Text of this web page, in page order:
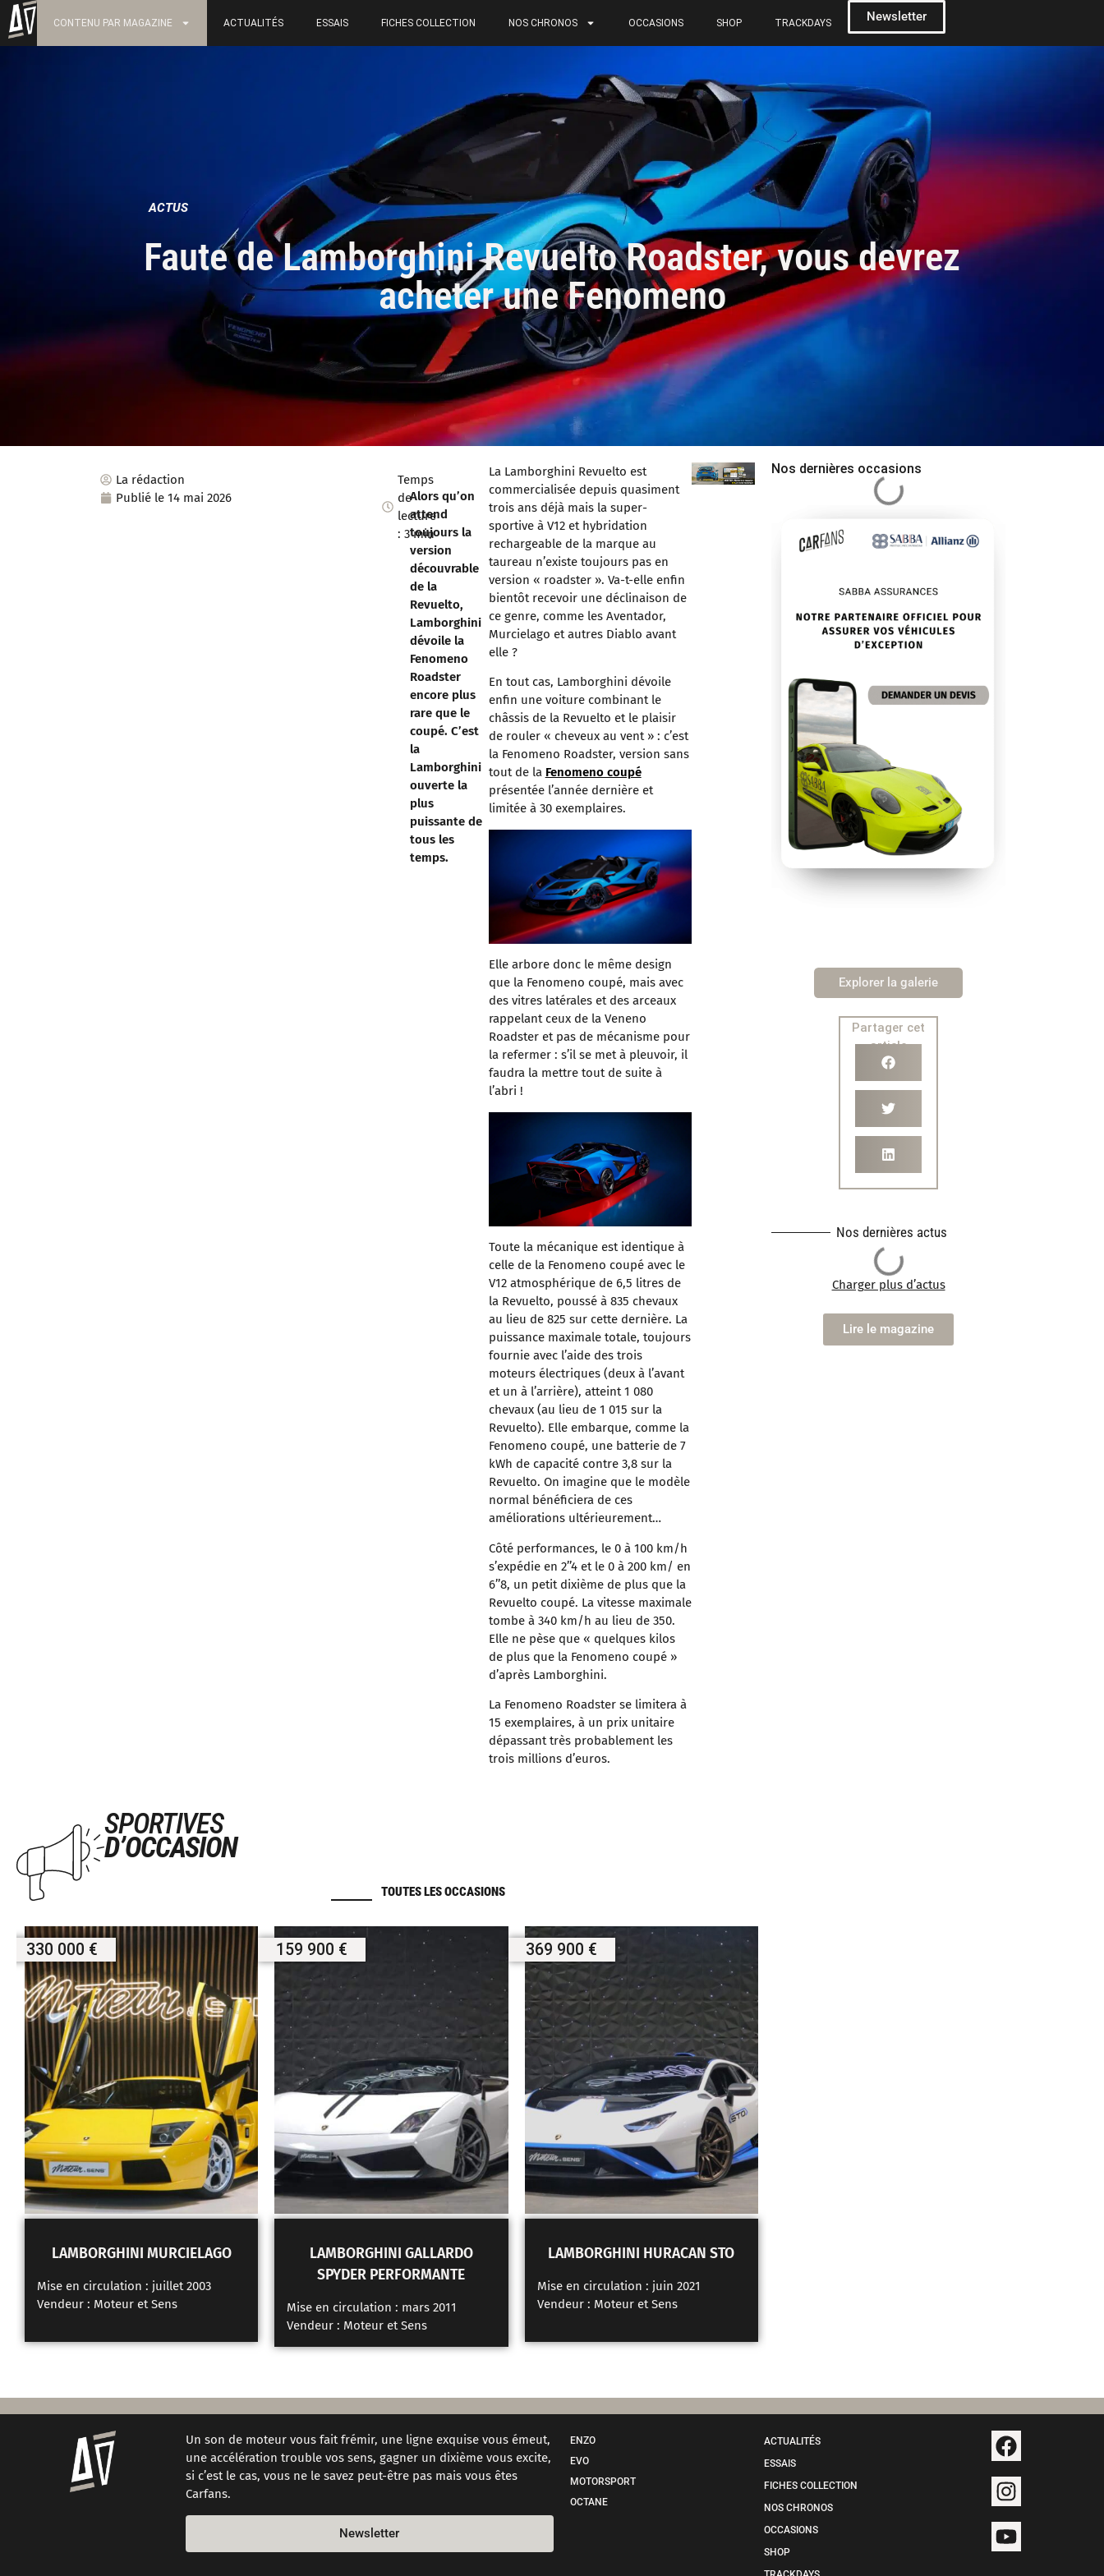
CONTENU PAR MAGAZINE ACTUALITÉS ESSAIS FICHES COLLECTION NOS CHRONOS OCCASIONS SHOP TRACKDAYS Newsletter
ACTUS
Faute de Lamborghini Revuelto Roadster, vous devrez
acheter une Fenomeno
La rédaction
Publié le 14 mai 2026
Temps
de
lecture
: 3 min
Alors qu’on
attend
toujours la
version
découvrable
de la
Revuelto,
Lamborghini
dévoile la
Fenomeno
Roadster
encore plus
rare que le
coupé. C’est
la
Lamborghini
ouverte la
plus
puissante de
tous les
temps.
La Lamborghini Revuelto est
commercialisée depuis quasiment
trois ans déjà mais la super-
sportive à V12 et hybridation
rechargeable de la marque au
taureau n’existe toujours pas en
version « roadster ». Va-t-elle enfin
bientôt recevoir une déclinaison de
ce genre, comme les Aventador,
Murcielago et autres Diablo avant
elle ?
En tout cas, Lamborghini dévoile
enfin une voiture combinant le
châssis de la Revuelto et le plaisir
de rouler « cheveux au vent » : c’est
la Fenomeno Roadster, version sans
tout de la Fenomeno coupé
présentée l’année dernière et
limitée à 30 exemplaires.
Elle arbore donc le même design
que la Fenomeno coupé, mais avec
des vitres latérales et des arceaux
rappelant ceux de la Veneno
Roadster et pas de mécanisme pour
la refermer : s’il se met à pleuvoir, il
faudra la mettre tout de suite à
l’abri !
Toute la mécanique est identique à
celle de la Fenomeno coupé avec le
V12 atmosphérique de 6,5 litres de
la Revuelto, poussé à 835 chevaux
au lieu de 825 sur cette dernière. La
puissance maximale totale, toujours
fournie avec l’aide des trois
moteurs électriques (deux à l’avant
et un à l’arrière), atteint 1 080
chevaux (au lieu de 1 015 sur la
Revuelto). Elle embarque, comme la
Fenomeno coupé, une batterie de 7
kWh de capacité contre 3,8 sur la
Revuelto. On imagine que le modèle
normal bénéficiera de ces
améliorations ultérieurement…
Côté performances, le 0 à 100 km/h
s’expédie en 2’’4 et le 0 à 200 km/ en
6’’8, un petit dixième de plus que la
Revuelto coupé. La vitesse maximale
tombe à 340 km/h au lieu de 350.
Elle ne pèse que « quelques kilos
de plus que la Fenomeno coupé »
d’après Lamborghini.
La Fenomeno Roadster se limitera à
15 exemplaires, à un prix unitaire
dépassant très probablement les
trois millions d’euros.
Nos dernières occasions
Explorer la galerie
Partager cet
article
Nos dernières actus
Charger plus d’actus
Lire le magazine
SPORTIVES
D’OCCASION
TOUTES LES OCCASIONS
330 000 €
LAMBORGHINI MURCIELAGO
Mise en circulation : juillet 2003
Vendeur : Moteur et Sens
159 900 €
LAMBORGHINI GALLARDO
SPYDER PERFORMANTE
Mise en circulation : mars 2011
Vendeur : Moteur et Sens
369 900 €
LAMBORGHINI HURACAN STO
Mise en circulation : juin 2021
Vendeur : Moteur et Sens
Un son de moteur vous fait frémir, une ligne exquise vous émeut,
une accélération trouble vos sens, gagner un dixième vous excite,
si c’est le cas, vous ne le savez peut-être pas mais vous êtes
Carfans.
Newsletter
ENZO
EVO
MOTORSPORT
OCTANE
ACTUALITÉS
ESSAIS
FICHES COLLECTION
NOS CHRONOS
OCCASIONS
SHOP